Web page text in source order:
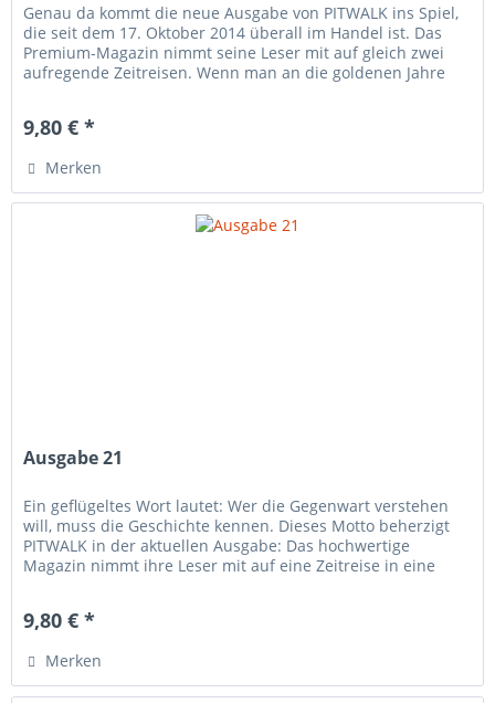
Genau da kommt die neue Ausgabe von PITWALK ins Spiel,
die seit dem 17. Oktober 2014 überall im Handel ist. Das
Premium-Magazin nimmt seine Leser mit auf gleich zwei
aufregende Zeitreisen. Wenn man an die goldenen Jahre
9,80 € *
Merken
Ausgabe 21
Ein geflügeltes Wort lautet: Wer die Gegenwart verstehen
will, muss die Geschichte kennen. Dieses Motto beherzigt
PITWALK in der aktuellen Ausgabe: Das hochwertige
Magazin nimmt ihre Leser mit auf eine Zeitreise in eine
9,80 € *
Merken